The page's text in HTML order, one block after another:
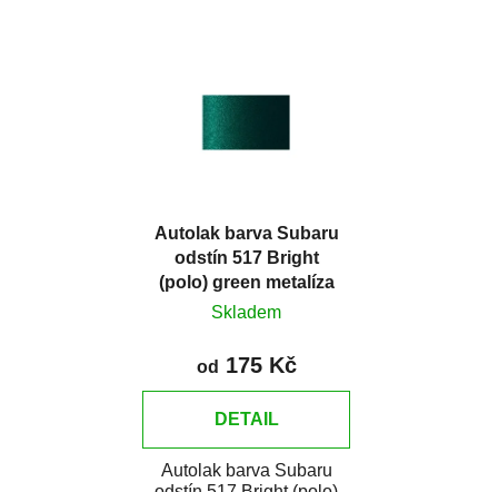
Autolak barva Subaru
odstín 517 Bright
(polo) green metalíza
Skladem
od 175 Kč
DETAIL
Autolak barva Subaru